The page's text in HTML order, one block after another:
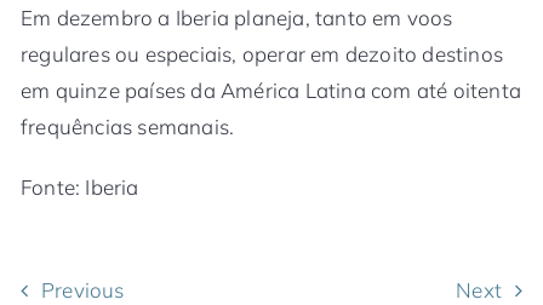
Em dezembro a Iberia planeja, tanto em voos
regulares ou especiais, operar em dezoito destinos
em quinze países da América Latina com até oitenta
frequências semanais.
Fonte: Iberia
Previous Next